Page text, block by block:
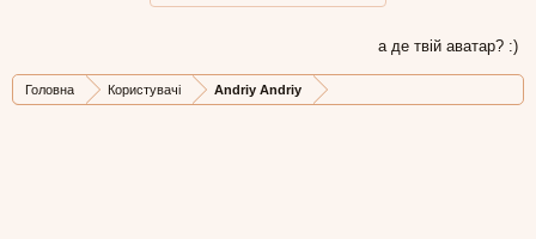
а де твій аватар? :)
Головна Користувачі Andriy Andriy